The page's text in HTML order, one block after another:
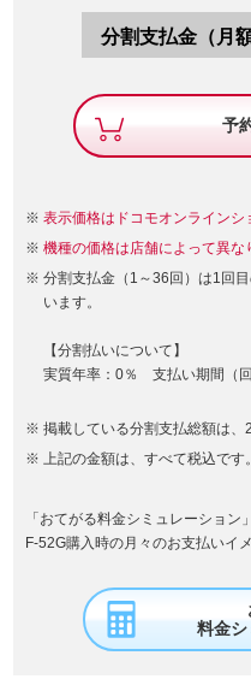
分割支払金（月額
予
表示価格はドコモオンラインシ
機種の価格は店舗によって異な
分割支払金（1～36回）は1回
います。
【分割払いについて】
実質年率：0％ 支払い期間（回
掲載している分割支払総額は、
上記の金額は、すべて税込です。
「おてがる料金シミュレーショ
F-52G購入時の月々のお支払いイ
料金